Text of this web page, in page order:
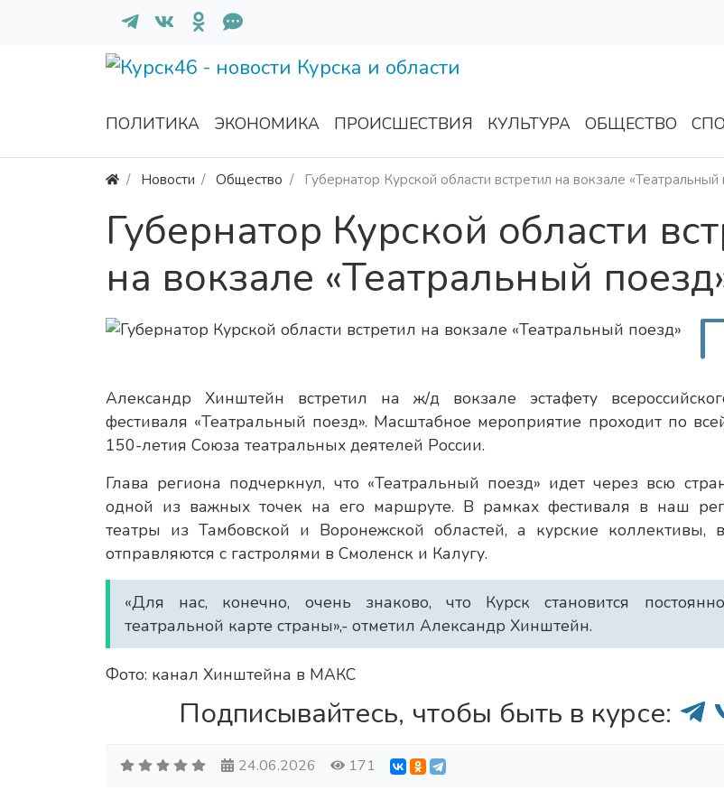
ПОЛИТИКА ЭКОНОМИКА ПРОИСШЕСТВИЯ КУЛЬТУРА ОБЩЕСТВО
Новости Общество Губернатор Курской области встретил на вокзале «Театральный
Губернатор Курской области
на вокзале «Театральный
Александр Хинштейн встретил на ж/д вокзале эстафету
фестиваля «Театральный поезд». Масштабное мероприятие проходит по
150-летия Союза театральных деятелей России.
Глава региона подчеркнул, что «Театральный поезд» идет через всю
одной из важных точек на его маршруте. В рамках фестиваля в наш
театры из Тамбовской и Воронежской областей, а курские коллективы,
отправляются с гастролями в Смоленск и Калугу.
«Для нас, конечно, очень знаково, что Курск становится
театральной карте страны»,- отметил Александр Хинштейн.
Фото: канал Хинштейна в МАКС
Подписывайтесь, чтобы быть в курсе:
24.06.2026 171